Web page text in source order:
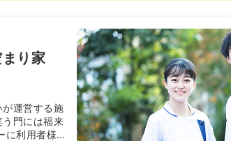
り家
運営する施
門には福来
に利用者様